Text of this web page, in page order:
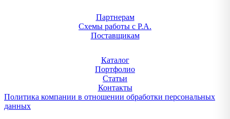
Партнерам
Схемы работы с Р.А.
Поставщикам
Каталог
Портфолио
Статьи
Контакты
Политика компании в отношении обработки персональных
данных